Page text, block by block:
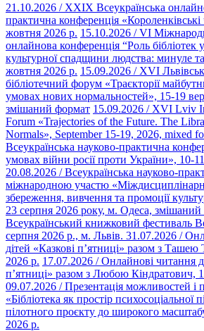
21.10.2026 / ХХІХ Всеукраїнська
практична конференція
жовтня 2026 р. 15.10.2026 /VI
онлайнова конференція “Роль бібліотек
культурної спадщини людства: минуле
жовтня 2026 р. 15.09.2026 / XVI
бібліотечний форум «Траєкторії
умовах нових нормальностей», 15-19
змішаний формат 15.09.2026 / XVI Lviv
Forum «Trajectories of the Future. The
Normals», September 15-19, 2026, mixed
Всеукраїнська науково-практична
умовах війни росії проти України», 10-
20.08.2026 /Всеукраїнська науково-
міжнародною участю
збереження, вивчення та промоції
23 серпня 2026 року, м. Одеса, змішаний
Всеукраїнський книжковий фестиваль
серпня 2026 р., м. Львів. 31.07.2026 /
дітей «Казкові пʼятниці» разом з
2026 р. 17.07.2026 /Онлайнові читання
пʼятниці» разом з Любою Кіндратович,
09.07.2026 /Презентація можливостей і
«Бібліотека як простір психосоціальної
пілотного проєкту до широкого
2026 р.